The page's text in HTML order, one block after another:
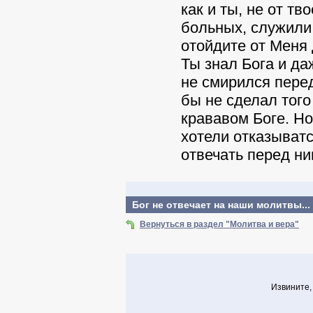
как и ты, не от
больных,
отойдите от
Ты знал Бога и
не смирился
бы не сделал
крававом Боге.
хотели
отвечать перед
Бог не отвечает на наши
Вернуться в раздел "Молитва и вера"